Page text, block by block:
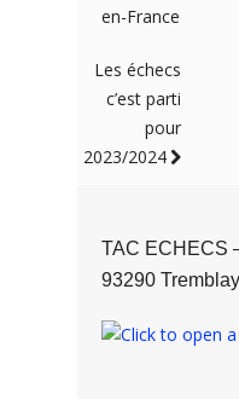
en-France
Les échecs
c’est parti
pour
2023/2024
TAC ECHECS
93290